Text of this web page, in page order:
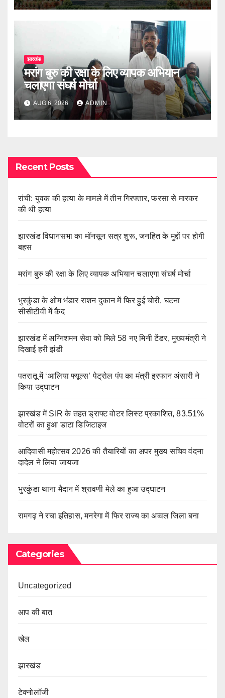
झारखंड
मरांग बुरु की रक्षा के लिए व्यापक अभियान
चलाएगा संघर्ष मोर्चा
AUG 6, 2026 ADMIN
Recent Posts
रांची: युवक की हत्या के मामले में तीन गिरफ्तार, फरसा से मारकर
की थी हत्या
झारखंड विधानसभा का मॉनसून सत्र शुरू, जनहित के मुद्दों पर होगी
बहस
मरांग बुरु की रक्षा के लिए व्यापक अभियान चलाएगा संघर्ष मोर्चा
भुरकुंडा के ओम भंडार राशन दुकान में फिर हुई चोरी, घटना
सीसीटीवी में कैद
झारखंड में अग्निशमन सेवा को मिले 58 नए मिनी टेंडर, मुख्यमंत्री ने
दिखाई हरी झंडी
पतरातू में ‘आलिया फ्यूल्स’ पेट्रोल पंप का मंत्री इरफान अंसारी ने
किया उद्घाटन
झारखंड में SIR के तहत ड्राफ्ट वोटर लिस्ट प्रकाशित, 83.51%
वोटरों का हुआ डाटा डिजिटाइज
आदिवासी महोत्सव 2026 की तैयारियों का अपर मुख्य सचिव वंदना
दादेल ने लिया जायजा
भुरकुंडा थाना मैदान में श्रावणी मेले का हुआ उद्घाटन
रामगढ़ ने रचा इतिहास, मनरेगा में फिर राज्य का अव्वल जिला बना
Categories
Uncategorized
आप की बात
खेल
झारखंड
टेक्नोलॉजी